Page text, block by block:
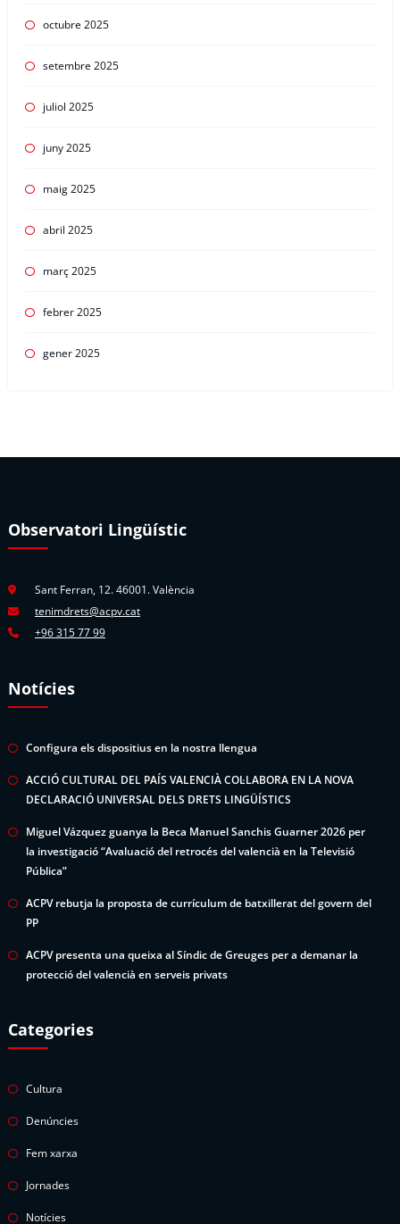
octubre 2025
setembre 2025
juliol 2025
juny 2025
maig 2025
abril 2025
març 2025
febrer 2025
gener 2025
Observatori Lingüístic
Sant Ferran, 12. 46001. València
tenimdrets@acpv.cat
+96 315 77 99
Notícies
Configura els dispositius en la nostra llengua
ACCIÓ CULTURAL DEL PAÍS VALENCIÀ COL·LABORA EN LA NOVA
DECLARACIÓ UNIVERSAL DELS DRETS LINGÜÍSTICS
Miguel Vázquez guanya la Beca Manuel Sanchis Guarner 2026 per
la investigació “Avaluació del retrocés del valencià en la Televisió
Pública”
ACPV rebutja la proposta de currículum de batxillerat del govern del
PP
ACPV presenta una queixa al Síndic de Greuges per a demanar la
protecció del valencià en serveis privats
Categories
Cultura
Denúncies
Fem xarxa
Jornades
Notícies